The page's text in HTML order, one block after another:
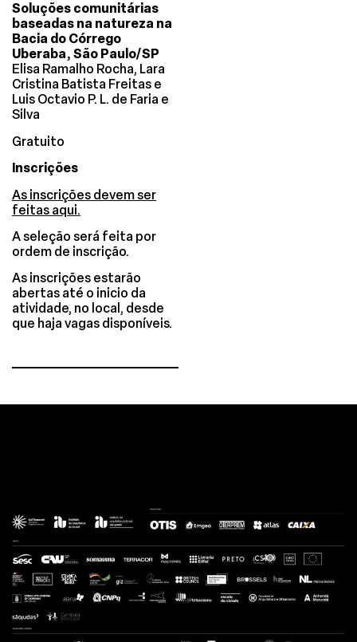
Soluções comunitárias
baseadas na natureza na
Bacia do Córrego
Uberaba, São Paulo/SP
Elisa Ramalho Rocha, Lara
Cristina Batista Freitas e
Luis Octavio P. L. de Faria e
Silva
Gratuito
Inscrições
As inscrições devem ser
feitas aqui.
A seleção será feita por
ordem de inscrição.
As inscrições estarão
abertas até o inicio da
atividade, no local, desde
que haja vagas disponíveis.